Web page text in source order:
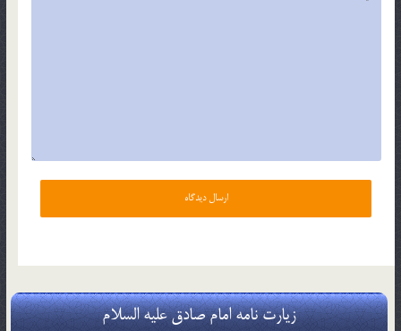
زیارت نامه امام صادق علیه السلام